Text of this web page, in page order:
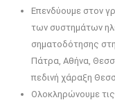
Επενδύουμε στον
των συστημάτων
σηματοδότησης
Πάτρα, Αθήνα,
πεδινή χάραξη
Ολοκληρώνουμε